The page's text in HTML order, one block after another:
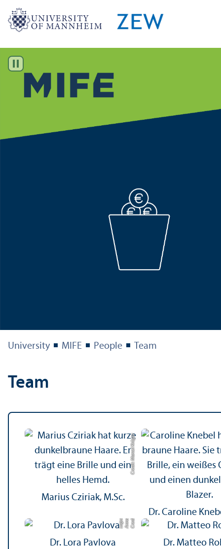
University MIFE People Team
Team
Credit: Marcel Krüger
Marius Cziriak, M.Sc.
Dr. Caroline
C
r
e
dit:
A
n
n
aL
o
g
u
e
Dr. Lora Pavlova Dr. Matteo